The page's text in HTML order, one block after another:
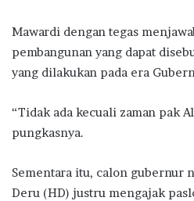
Mawardi dengan tegas
pembangunan yang dapat
yang dilakukan pada era
“Tidak ada kecuali zaman pak
pungkasnya.
Sementara itu, calon gubernur
Deru (HD) justru mengajak